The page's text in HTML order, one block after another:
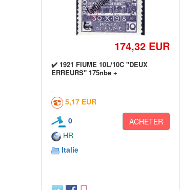
174,32 EUR
✔️ 1921 FIUME 10L/10C "DEUX
ERREURS" 175nbe +
5,17 EUR
0
ACHETER
HR
Italie